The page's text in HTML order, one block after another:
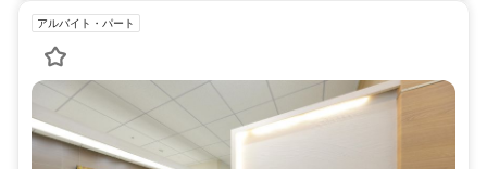
アルバイト・パート